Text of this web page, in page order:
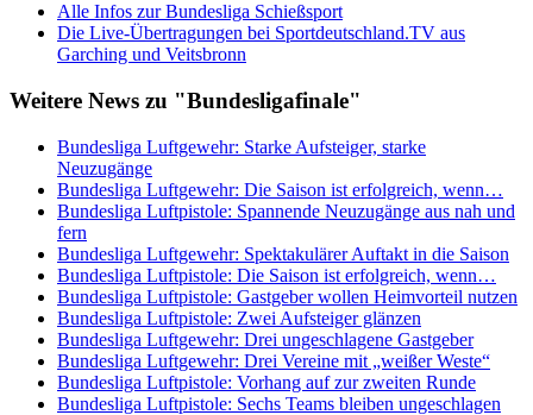
Alle Infos zur Bundesliga Schießsport
Die Live-Übertragungen bei Sportdeutschland.TV aus
Garching und Veitsbronn
Weitere News zu "Bundesligafinale"
Bundesliga Luftgewehr: Starke Aufsteiger, starke
Neuzugänge
Bundesliga Luftgewehr: Die Saison ist erfolgreich, wenn…
Bundesliga Luftpistole: Spannende Neuzugänge aus nah und
fern
Bundesliga Luftgewehr: Spektakulärer Auftakt in die Saison
Bundesliga Luftpistole: Die Saison ist erfolgreich, wenn…
Bundesliga Luftpistole: Gastgeber wollen Heimvorteil nutzen
Bundesliga Luftpistole: Zwei Aufsteiger glänzen
Bundesliga Luftgewehr: Drei ungeschlagene Gastgeber
Bundesliga Luftgewehr: Drei Vereine mit „weißer Weste“
Bundesliga Luftpistole: Vorhang auf zur zweiten Runde
Bundesliga Luftpistole: Sechs Teams bleiben ungeschlagen